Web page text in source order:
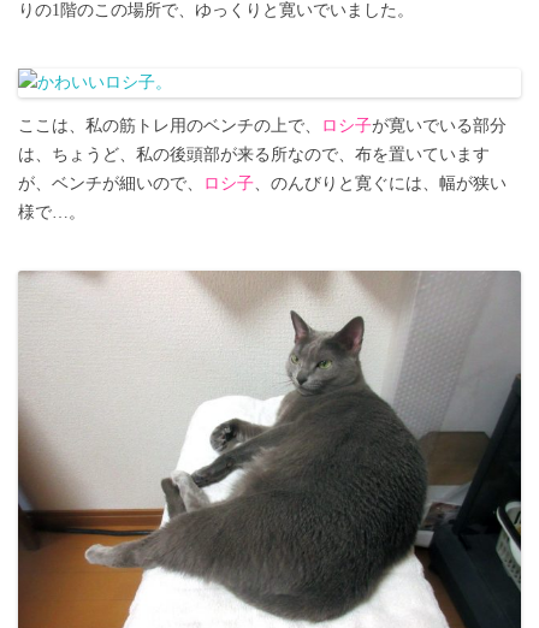
りの1階のこの場所で、ゆっくりと寛いでいました。
ここは、私の筋トレ用のベンチの上で、 ロシ子が寛いでいる部分
は、ちょうど、私の後頭部が来る所なので、布を置いています
が、ベンチが細いので、
ロシ子、のんびりと寛ぐには、幅が狭い
様で…。